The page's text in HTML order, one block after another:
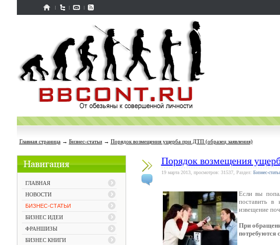
Главная страница→ Бизнес-статьи→ Порядок возмещения ущерба при ДТП (образец заявления)
ГЛАВНАЯ
НОВОСТИ
БИЗНЕС-СТАТЬИ
БИЗНЕС ИДЕИ
ФРАНШИЗЫ
БИЗНЕС КНИГИ
Порядок возмещения
19 марта 2013, просмотров: 31537, Раздел: Бизнес-
Если вы
поставить в
извещение
При
потребуются